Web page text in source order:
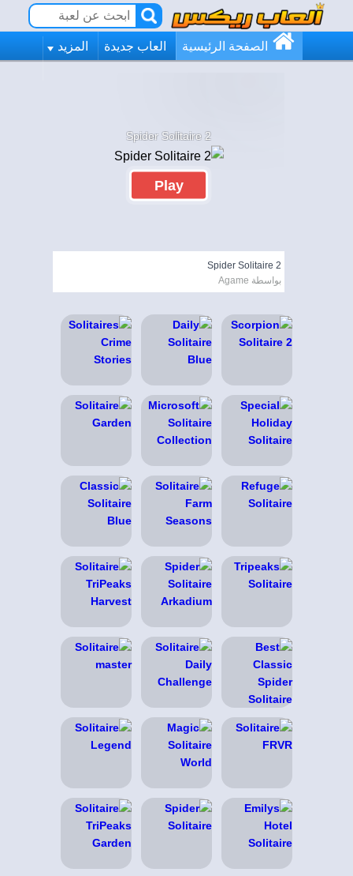
الصفحة الرئيسية العاب جديدة المزيد
Spider Solitaire 2
Play
Spider Solitaire 2
بواسطة Agame